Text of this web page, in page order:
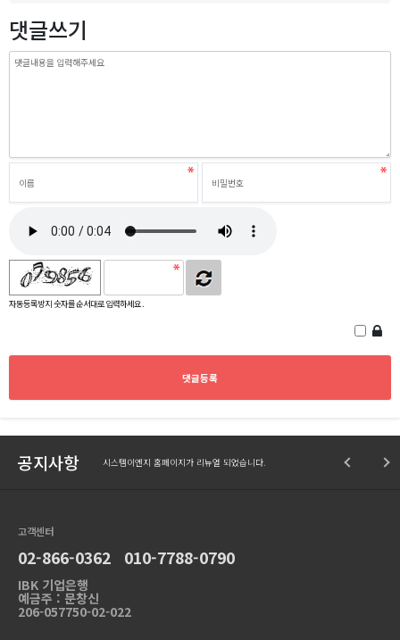
댓글쓰기
자동등록방지 숫자를 순서대로 입력하세요.
공지사항 시스템이엔지 홈페이지가 리뉴얼 되었습니다.
고객센터
02-866-0362 010-7788-0790
IBK 기업은행
예금주 : 문창신
206-057750-02-022